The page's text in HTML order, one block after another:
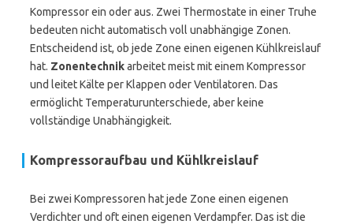
Kompressor ein oder aus. Zwei Thermostate in einer Truhe
bedeuten nicht automatisch voll unabhängige Zonen.
Entscheidend ist, ob jede Zone einen eigenen Kühlkreislauf
hat. Zonentechnikarbeitet meist mit einem Kompressor
und leitet Kälte per Klappen oder Ventilatoren. Das
ermöglicht Temperaturunterschiede, aber keine
vollständige Unabhängigkeit.
Kompressoraufbau und Kühlkreislauf
Bei zwei Kompressoren hat jede Zone einen eigenen
Verdichter und oft einen eigenen Verdampfer. Das ist die